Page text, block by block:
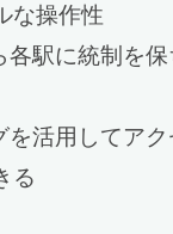
な操作性
各駅に統制を
を活用してア
る